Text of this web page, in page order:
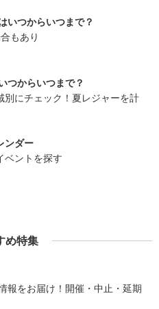
いつからいつまで？
もあり
つからいつまで？
別にチェック！夏レジャーを計
ンダー
ベントを探す
め特集
報をお届け！開催・中止・延期